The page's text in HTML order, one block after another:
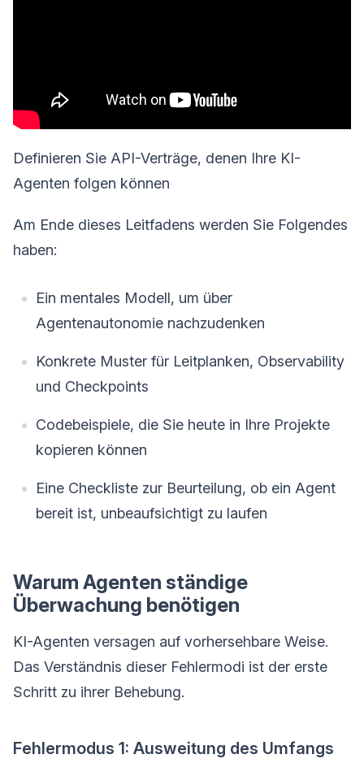
Definieren Sie API-Verträge, denen Ihre KI-
Agenten folgen können
Am Ende dieses Leitfadens werden Sie Folgendes
haben:
Ein mentales Modell, um über
Agentenautonomie nachzudenken
Konkrete Muster für Leitplanken, Observability
und Checkpoints
Codebeispiele, die Sie heute in Ihre Projekte
kopieren können
Eine Checkliste zur Beurteilung, ob ein Agent
bereit ist, unbeaufsichtigt zu laufen
Warum Agenten ständige
Überwachung benötigen
KI-Agenten versagen auf vorhersehbare Weise.
Das Verständnis dieser Fehlermodi ist der erste
Schritt zu ihrer Behebung.
Fehlermodus 1: Ausweitung des Umfangs